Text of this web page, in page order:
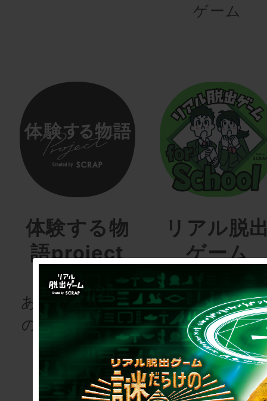
ゲーム
体験する物
語project
あなたも、物語
の登場人物にな
りませんか
リアル脱
ゲーム
for
次の授業は“謎
き”!?